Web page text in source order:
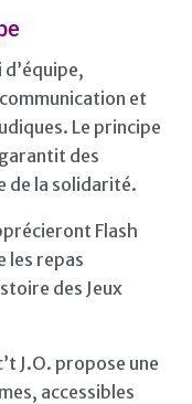
et
Le principe
des
de la solidarité.
Flash
les repas
des Jeux
J.O. propose une
accessibles